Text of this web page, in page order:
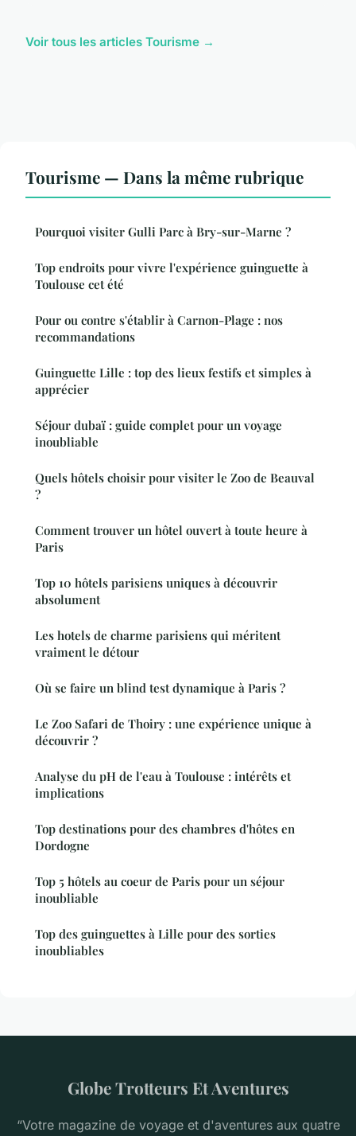
Voir tous les articles Tourisme →
Tourisme — Dans la même rubrique
Pourquoi visiter Gulli Parc à Bry-sur-Marne ?
Top endroits pour vivre l'expérience guinguette à
Toulouse cet été
Pour ou contre s'établir à Carnon-Plage : nos
recommandations
Guinguette Lille : top des lieux festifs et simples à
apprécier
Séjour dubaï : guide complet pour un voyage
inoubliable
Quels hôtels choisir pour visiter le Zoo de Beauval
?
Comment trouver un hôtel ouvert à toute heure à
Paris
Top 10 hôtels parisiens uniques à découvrir
absolument
Les hotels de charme parisiens qui méritent
vraiment le détour
Où se faire un blind test dynamique à Paris ?
Le Zoo Safari de Thoiry : une expérience unique à
découvrir ?
Analyse du pH de l'eau à Toulouse : intérêts et
implications
Top destinations pour des chambres d'hôtes en
Dordogne
Top 5 hôtels au coeur de Paris pour un séjour
inoubliable
Top des guinguettes à Lille pour des sorties
inoubliables
Globe Trotteurs Et Aventures
“Votre magazine de voyage et d'aventures aux quatre